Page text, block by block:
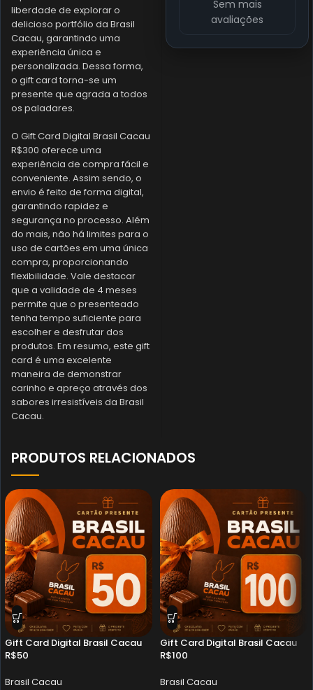
liberdade de explorar o
delicioso portfólio da Brasil
Cacau, garantindo uma
experiência única e
personalizada. Dessa forma,
o gift card torna-se um
presente que agrada a todos
os paladares.
O Gift Card Digital Brasil Cacau
R$300 oferece uma
experiência de compra fácil e
conveniente. Assim sendo, o
envio é feito de forma digital,
garantindo rapidez e
segurança no processo. Além
do mais, não há limites para o
uso de cartões em uma única
compra, proporcionando
flexibilidade. Vale destacar
que a validade de 4 meses
permite que o presenteado
tenha tempo suficiente para
escolher e desfrutar dos
produtos. Em resumo, este gift
card é uma excelente
maneira de demonstrar
carinho e apreço através dos
sabores irresistíveis da Brasil
Cacau.
Sem mais
avaliações
PRODUTOS RELACIONADOS
Gift Card Digital Brasil Cacau
R$50
Brasil Cacau
Gift Card Digital Brasil Cacau
R$100
Brasil Cacau